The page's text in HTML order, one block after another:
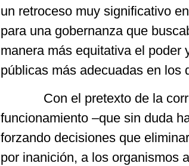
un retroceso muy significativo
para una gobernanza que
manera más equitativa el
públicas más adecuadas en los
Con el pretexto de la
funcionamiento –que sin duda
forzando decisiones que
por inanición, a los organismos